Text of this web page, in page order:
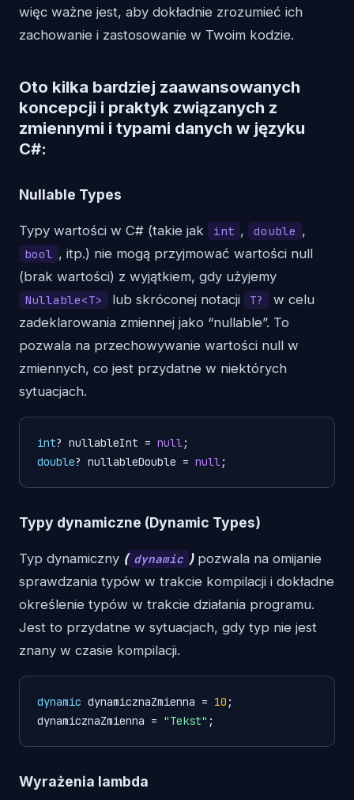
więc ważne jest, aby dokładnie zrozumieć ich
zachowanie i zastosowanie w Twoim kodzie.
Oto kilka bardziej zaawansowanych
koncepcji i praktyk związanych z
zmiennymi i typami danych w języku
C#:
Nullable Types
Typy wartości w C# (takie jak int , double ,
bool , itp.) nie mogą przyjmować wartości null
(brak wartości) z wyjątkiem, gdy użyjemy
Nullable<T> lub skróconej notacji T?
w celu
zadeklarowania zmiennej jako “nullable”. To
pozwala na przechowywanie wartości null w
zmiennych, co jest przydatne w niektórych
sytuacjach.
int? nullableInt = null
double? nullableDouble = null
Typy dynamiczne (Dynamic Types)
Typ dynamiczny ( dynamic )pozwala na omijanie
sprawdzania typów w trakcie kompilacji i dokładne
określenie typów w trakcie działania programu.
Jest to przydatne w sytuacjach, gdy typ nie jest
znany w czasie kompilacji.
dynamic dynamicznaZmienna = 10 ;
dynamicznaZmienna = "Tekst"
Wyrażenia lambda